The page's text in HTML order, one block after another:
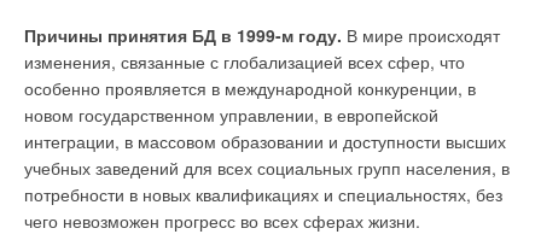
Причины принятия БД в 1999-м году. В мире происходят
изменения, связанные с глобализацией всех сфер, что
особенно проявляется в международной конкуренции, в
новом государственном управлении, в европейской
интеграции, в массовом образовании и доступности высших
учебных заведений для всех социальных групп населения, в
потребности в новых квалификациях и специальностях, без
чего невозможен прогресс во всех сферах жизни.